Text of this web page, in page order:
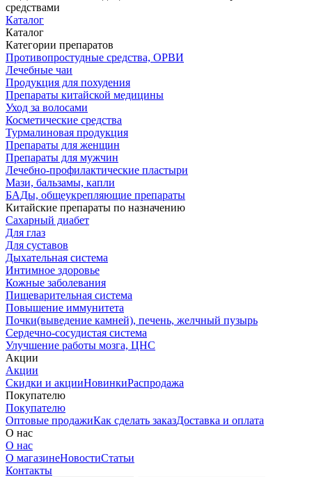
средствами
Каталог
Каталог
Категории препаратов
Противопростудные средства, ОРВИ
Лечебные чаи
Продукция для похудения
Препараты китайской медицины
Уход за волосами
Косметические средства
Турмалиновая продукция
Препараты для женщин
Препараты для мужчин
Лечебно-профилактические пластыри
Мази, бальзамы, капли
БАДы, общеукрепляющие препараты
Китайские препараты по назначению
Cахарный диабет
Для глаз
Для суставов
Дыхательная система
Интимное здоровье
Кожные заболевания
Пищеварительная система
Повышение иммунитета
Почки(выведение камней), печень, желчный пузырь
Сердечно-сосудистая система
Улучшение работы мозга, ЦНС
Акции
Акции
Скидки и акцииНовинкиРаспродажа
Покупателю
Покупателю
Оптовые продажиКак сделать заказДоставка и оплата
О нас
О нас
О магазинеНовостиСтатьи
Контакты